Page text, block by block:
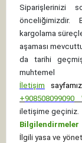
Siparişlerinizi
önceliğimizdir.
kargolama
aşaması
da tarihi
İletişim
+908508099090
iletişime geçiniz.
Bilgilendirmeler
İlgili yasa ve